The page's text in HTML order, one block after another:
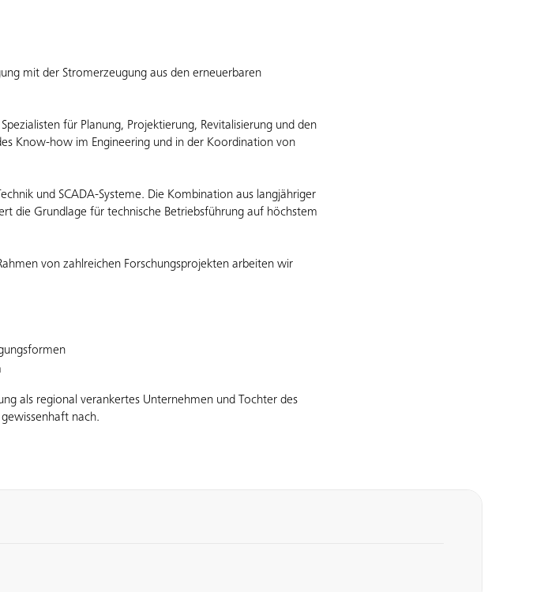
mit der Stromerzeugung aus den erneuerbaren
für Planung, Projektierung, Revitalisierung und den
Know-how im Engineering und in der Koordination von
und SCADA-Systeme. Die Kombination aus langjähriger
die Grundlage für technische Betriebsführung auf höchstem
von zahlreichen Forschungsprojekten arbeiten wir
als regional verankertes Unternehmen und Tochter des
nach.